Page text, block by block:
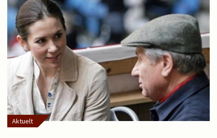
Aktuelt